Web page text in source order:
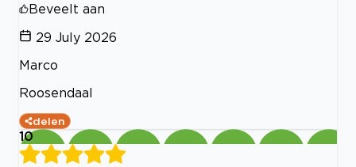
Beveelt aan
29 July 2026
Marco
Roosendaal
delen
10